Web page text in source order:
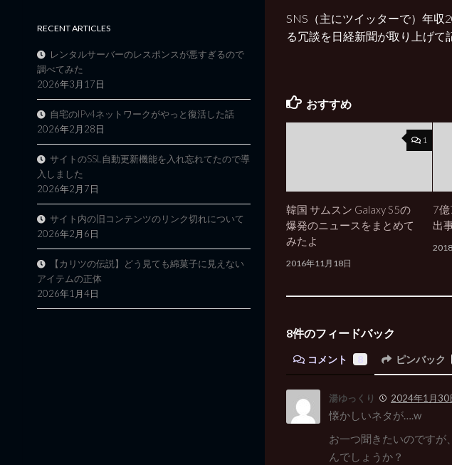
SNS（主にツイッターで）年収
る冗談を日経新聞が取り上げて
おすすめ
1
韓国 サムスン Galaxy S5の
爆発のニュースをまとめて
みたよ
2016年11月18日
7
出
8件のフィードバック
コメント ピンバック
湯ゆっくり 2024年1月30
懐かしいネタが….w
お一つ聞きたいのです
んでしょうか？
RECENT ARTICLES
レンタルサーバーのレスポンスが悪すぎるので
調べてみた
2026年3月17日
自宅のIPv4ネットワークがやっと復活した話
2026年2月28日
サイトのSSL自動更新機能を入れ忘れてたので導
入しました
2026年2月7日
サイト内の旧コンテンツのリンク切れについて
2026年2月6日
【カリツの伝説】どう見ても綿菓子に見えない
アイテムの正体
2026年1月4日